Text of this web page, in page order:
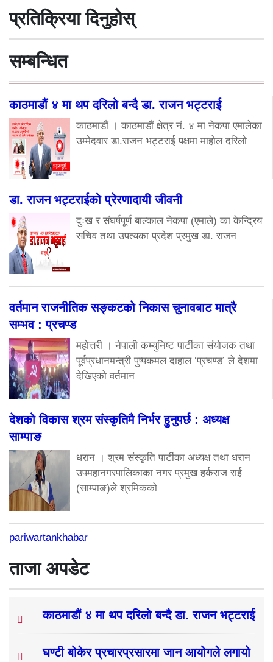
प्रतिक्रिया दिनुहोस्
सम्बन्धित
काठमाडौं ४ मा थप दरिलो बन्दै डा. राजन भट्टराई
काठमाडौं । काठमाडौं क्षेत्र नं. ४ मा नेकपा एमालेका
उम्मेदवार डा.राजन भट्टराई पक्षमा माहोल दरिलो
डा. राजन भट्टराईको प्रेरणादायी जीवनी
दुःख र संघर्षपूर्ण बाल्काल नेकपा (एमाले) का केन्द्रिय
सचिव तथा उपत्यका प्रदेश प्रमुख डा. राजन
वर्तमान राजनीतिक सङ्कटको निकास चुनावबाट मात्रै
सम्भव : प्रचण्ड
महोत्तरी । नेपाली कम्युनिष्ट पार्टीका संयोजक तथा
पूर्वप्रधानमन्त्री पुष्पकमल दाहाल ‘प्रचण्ड’ ले देशमा
देखिएको वर्तमान
देशको विकास श्रम संस्कृतिमै निर्भर हुनुपर्छ : अध्यक्ष
साम्पाङ
धरान । श्रम संस्कृति पार्टीका अध्यक्ष तथा धरान
उपमहानगरपालिकाका नगर प्रमुख हर्कराज राई
(साम्पाङ)ले श्रमिकको
pariwartankhabar
ताजा अपडेट
काठमाडौं ४ मा थप दरिलो बन्दै डा. राजन भट्टराई
घण्टी बोकेर प्रचारप्रसारमा जान आयोगले लगायो